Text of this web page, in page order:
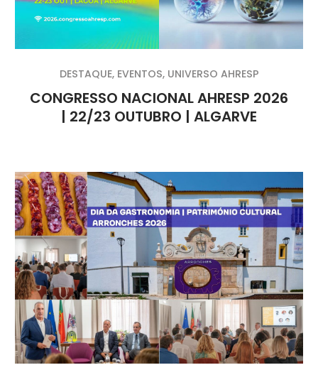
CONGRESSO NACIONAL AHRESP 2026
| 22/23 OUTUBRO | ALGARVE
DESTAQUE, EVENTOS, UNIVERSO AHRESP